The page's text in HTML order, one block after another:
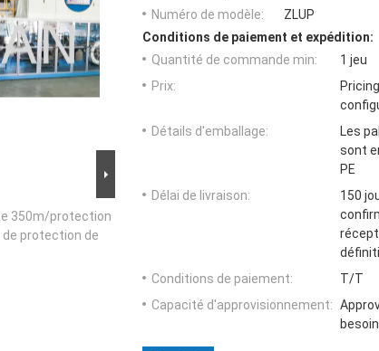
350m/protection
protection de
Numéro de modèle:
ZLUP
Conditions de paiement et expédition:
Quantité de commande min:
1 jeu
Prix:
Détails d'emballage:
Les
sont
PE
Délai de livraison:
150
Conditions de paiement:
T/T
Capacité d'approvisionnement: